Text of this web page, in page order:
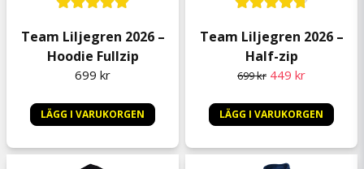
Peter Johansson
Bra tröja med häftig motor👍🏻
Sven-Åke
Ena go tröjje å ha te mye,
för 1 år sedan
Team Liljegren 2026 –
Hoodie Fullzip
699 kr
LÄGG I VARUKORGEN
Team Liljegren 2026 –
Half-zip
699 kr 449 kr
LÄGG I VARUKORGEN